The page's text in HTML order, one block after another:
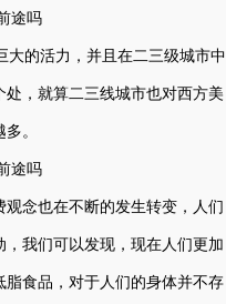
的活力，并且在二三级城市中
，就算二三线城市也对西方美
。
念也在不断的发生转变，人们
我们可以发现，现在人们更加
食品，对于人们的身体并不存